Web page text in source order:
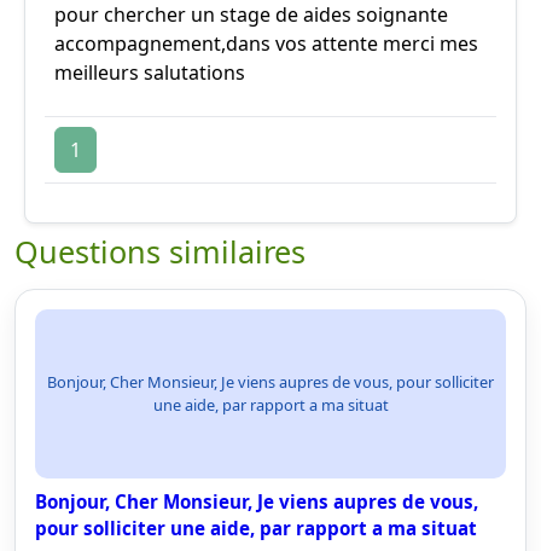
pour chercher un stage de aides soignante
accompagnement,dans vos attente merci mes
meilleurs salutations
1
Questions similaires
Bonjour, Cher Monsieur, Je viens aupres de vous, pour solliciter
une aide, par rapport a ma situat
Bonjour, Cher Monsieur, Je viens aupres de vous,
pour solliciter une aide, par rapport a ma situat